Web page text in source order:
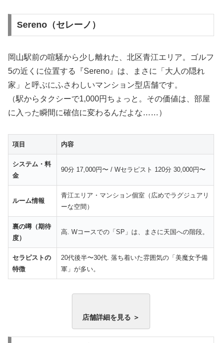
Sereno（セレーノ）
岡山駅前の喧騒から少し離れた、北区青江エリア。ゴルフ
5の近くに位置する『Sereno』は、まさに「大人の隠れ
家」と呼ぶにふさわしいマンション型店舗です。
（駅からタクシーで1,000円ちょっと。その価値は、部屋
に入った瞬間に確信に変わるんだよな……）
項目 内容
システム・料
金
90分 17,000円〜 / Wセラピスト 120分 30,000円〜
ルーム情報
青江エリア・マンション個室（広めでラグジュアリ
ーな空間）
裏の噂（期待
度）
高. Wコースでの「SP」は、まさに天国への階段。
セラピストの
特徴
20代後半〜30代. 落ち着いた雰囲気の「美魔女予備
軍」が多い。
店舗詳細を見る ＞